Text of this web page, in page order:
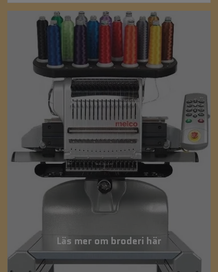
Läs mer om broderi här